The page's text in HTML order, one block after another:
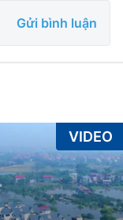
Gửi bình luận
VIDEO